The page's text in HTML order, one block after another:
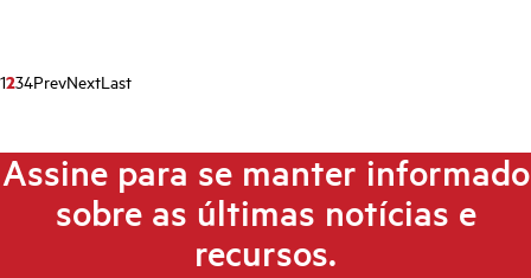
1234PrevNextLast
Assine para se manter informado
sobre as últimas notícias e
recursos.